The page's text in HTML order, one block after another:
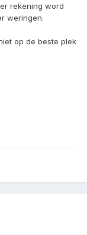
rekening word
weringen.
op de beste plek